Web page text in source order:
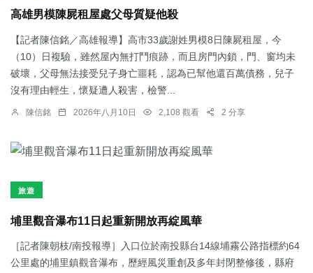
高雄男模陳屍租屋處父母質疑他殺
【記者陳信銘／高雄報導】高市33歲謝姓男模8日陳屍租屋，今
（10）日複驗，雖然屋內無打鬥痕跡，而且房門內鎖，門、窗均未
破壞，父母無法接受兒子身亡噩耗，認為已幫他還百萬債務，兒子
沒有理由輕生，懷疑遭人殺害，檢警...
陳信銘 2026年八月10日 2,108 觀看 2 分享
旅遊
埔里觀音瀑布11日起重新開放再綻風華
［記者陳朝枝/南投報導］入口位於南投縣台14線埔霧公路指標約64
公里處的埔里鎮觀音瀑布，歷經風災重創及多年封閉整修後，縣府